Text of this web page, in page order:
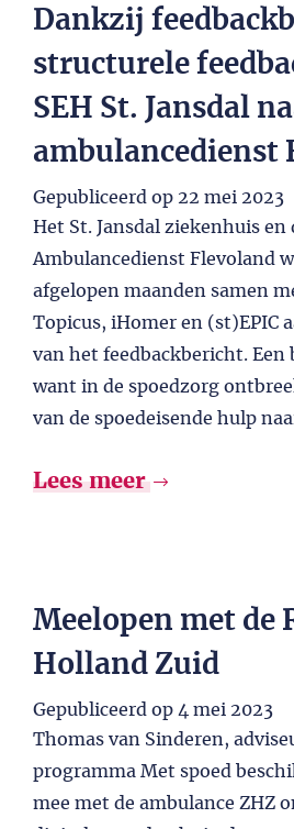
Dankzij
structurele
SEH St. Jansdal
ambulancedienst
Gepubliceerd op 22 mei 2023
Het St. Jansdal ziekenhuis en
Ambulancedienst Flevoland
afgelopen maanden samen
Topicus, iHomer en (st)EPIC
van het feedbackbericht.
want in de spoedzorg
van de spoedeisende hulp
Lees meer
Meelopen met de
Holland Zuid
Gepubliceerd op 4 mei 2023
Thomas van Sinderen,
programma Met spoed
mee met de ambulance ZHZ